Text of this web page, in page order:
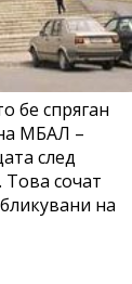
бе спряган
МБАЛ –
след
сочат
на